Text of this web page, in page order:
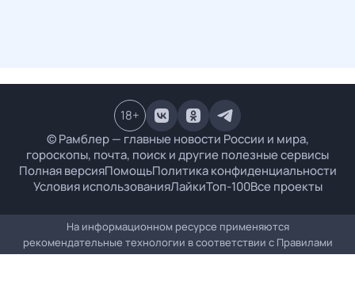
© Рамблер — главные новости России и мира,
гороскопы, почта, поиск и другие полезные сервисы
Полная версияПомощьПолитика конфиденциальности
Условия использованияЛайкиТоп-100Все проекты
18+
На информационном ресурсе применяются
рекомендательные технологии в соответствии с Правилами